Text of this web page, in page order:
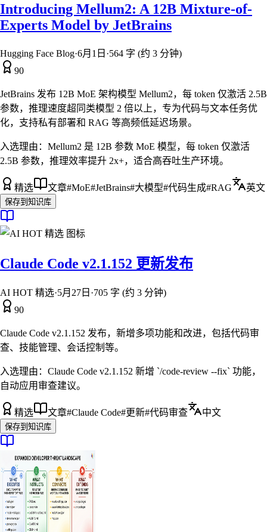
Introducing Mellum2: A 12B Mixture-of-
Experts Model by JetBrains
Hugging Face Blog·6月1日 ·564 字 (约 3 分钟)
90
JetBrains 发布 12B MoE 架构模型 Mellum2，每 token 仅激活 2.5B
参数，推理速度超同类模型 2 倍以上，专为代码与文本任务优
化，支持私有部署和 RAG 等高频低延迟场景。
入选理由： Mellum2 是 12B 参数 MoE 模型，每 token 仅激活
2.5B 参数，推理效率提升 2x+，适合高吞吐生产环境。
精选 文章#MoE#JetBrains#大模型#代码生成#RAG 英文
保存到知识库
Claude Code v2.1.152 更新发布
AI HOT 精选·5月27日 ·705 字 (约 3 分钟)
90
Claude Code v2.1.152 发布，新增多项功能和改进，包括代码审
查、技能管理、会话控制等。
入选理由： Claude Code v2.1.152 新增 `/code-review --fix` 功能，
自动应用审查建议。
精选 文章#Claude Code#更新#代码审查 中文
保存到知识库